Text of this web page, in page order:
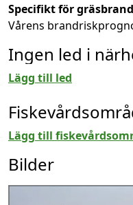
Specifikt för
Vårens
Ingen led i
Lägg till led
Lägg till
Bilder